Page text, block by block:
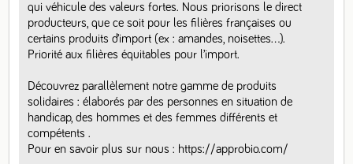
qui véhicule des valeurs fortes. Nous priorisons le direct
producteurs, que ce soit pour les filières françaises ou
certains produits d’import (ex : amandes, noisettes…).
Priorité aux filières équitables pour l’import.
Découvrez parallèlement notre gamme de produits
solidaires : élaborés par des personnes en situation de
handicap, des hommes et des femmes différents et
compétents .
Pour en savoir plus sur nous : https://approbio.com/